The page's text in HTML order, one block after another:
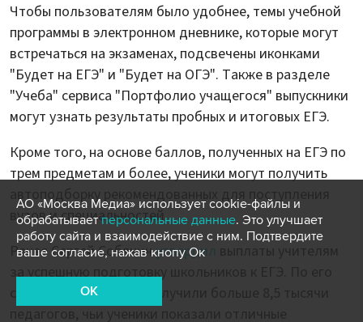
Чтобы пользователям было удобнее, темы учебной
программы в электронном дневнике, которые могут
встречаться на экзаменах, подсвечены иконками
"Будет на ЕГЭ" и "Будет на ОГЭ". Также в разделе
"Учеба" сервиса "Портфолио учащегося" выпускники
могут узнать результаты пробных и итоговых ЕГЭ.
Кроме того, на основе баллов, полученных на ЕГЭ по
трем предметам и более, ученики могут получить
автоподборку рекомендованных для поступления
вузов и специальностей.
Ранее Сергей Собянинутвердил
за успешную подготовку школьников к ЕГЭ. По его
словам, выплату уже получили больше 8,5 тысячи
АО «Москва Медиа» использует cookie-файлы и
обрабатывает персональные данные. Это улучшает
работу сайта и взаимодействие с ним. Подтвердите
ваше согласие, нажав кнопу Ок
OK